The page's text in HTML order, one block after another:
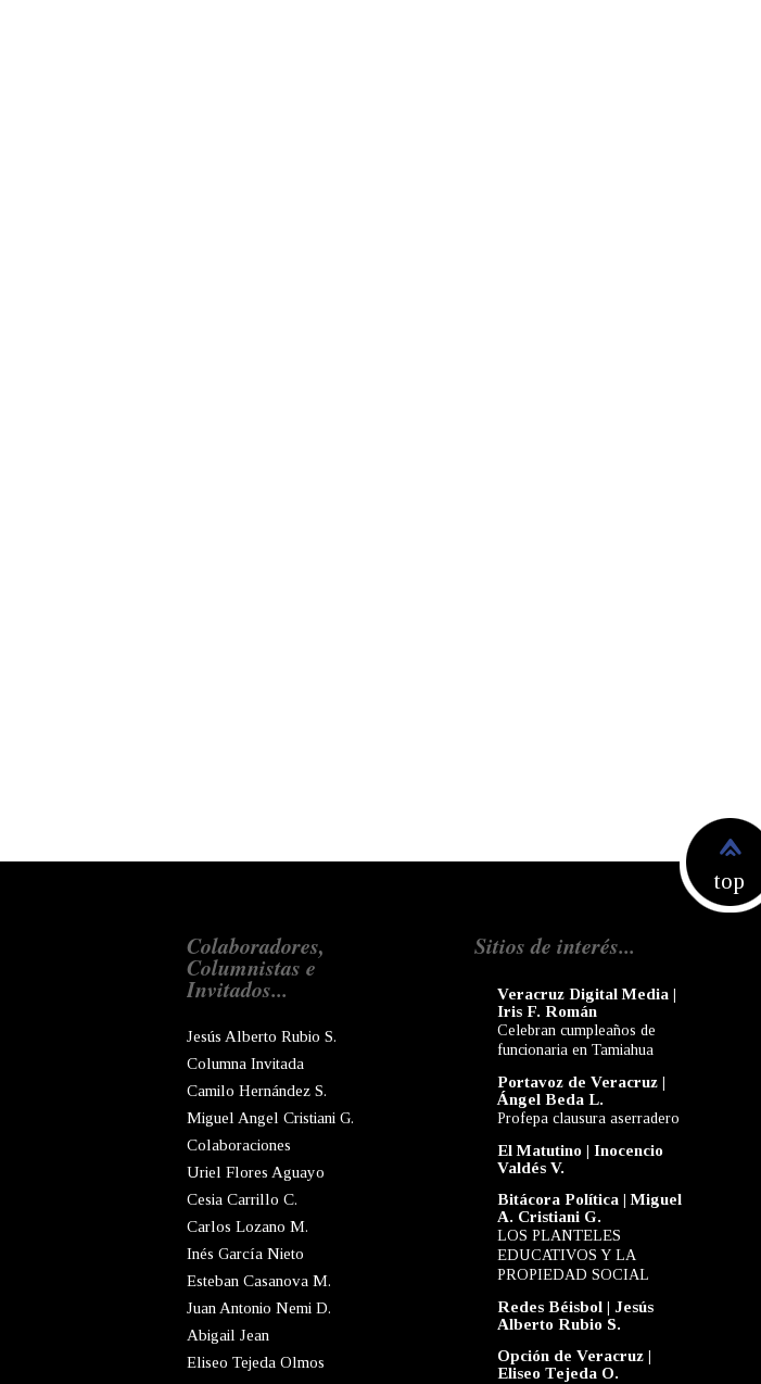
top
Colaboradores,
Columnistas e
Invitados...
Jesús Alberto Rubio S.
Columna Invitada
Camilo Hernández S.
Miguel Angel Cristiani G.
Colaboraciones
Uriel Flores Aguayo
Cesia Carrillo C.
Carlos Lozano M.
Inés García Nieto
Esteban Casanova M.
Juan Antonio Nemi D.
Abigail Jean
Eliseo Tejeda Olmos
Sitios de interés...
Veracruz Digital Media |
Iris F. Román
Celebran cumpleaños de
funcionaria en Tamiahua
Portavoz de Veracruz |
Ángel Beda L.
Profepa clausura aserradero
El Matutino | Inocencio
Valdés V.
Bitácora Política | Miguel
A. Cristiani G.
LOS PLANTELES
EDUCATIVOS Y LA
PROPIEDAD SOCIAL
Redes Béisbol | Jesús
Alberto Rubio S.
Opción de Veracruz |
Eliseo Tejeda O.